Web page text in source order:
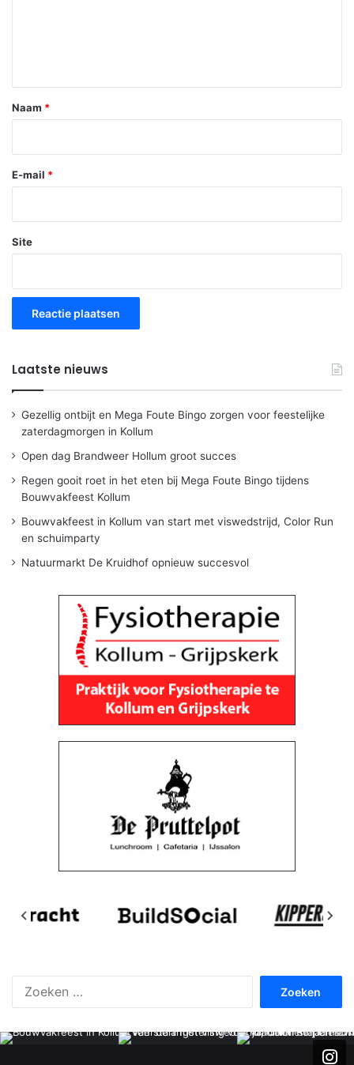
*
Naam *
E-mail *
Site
Laatste nieuws
Gezellig ontbijt en Mega Foute Bingo zorgen voor feestelijke
zaterdagmorgen in Kollum
Open dag Brandweer Hollum groot succes
Regen gooit roet in het eten bij Mega Foute Bingo tijdens
Bouwvakfeest Kollum
Bouwvakfeest in Kollum van start met viswedstrijd, Color Run
en schuimparty
Natuurmarkt De Kruidhof opnieuw succesvol